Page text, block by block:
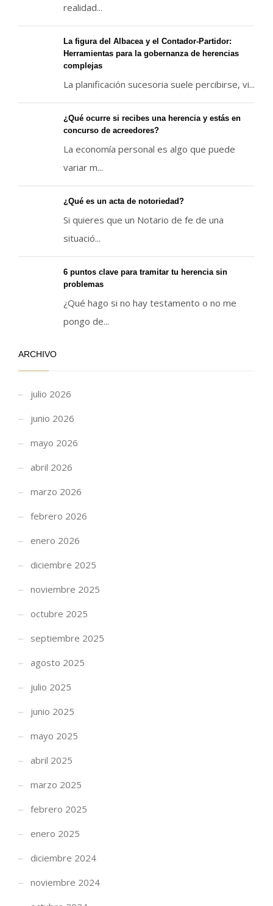
realidad...
La figura del Albacea y el Contador-Partidor:
Herramientas para la gobernanza de herencias
complejas
La planificación sucesoria suele percibirse, vi...
¿Qué ocurre si recibes una herencia y estás en
concurso de acreedores?
La economía personal es algo que puede
variar m...
¿Qué es un acta de notoriedad?
Si quieres que un Notario de fe de una
situació...
6 puntos clave para tramitar tu herencia sin
problemas
¿Qué hago si no hay testamento o no me
pongo de...
ARCHIVO
julio 2026
junio 2026
mayo 2026
abril 2026
marzo 2026
febrero 2026
enero 2026
diciembre 2025
noviembre 2025
octubre 2025
septiembre 2025
agosto 2025
julio 2025
junio 2025
mayo 2025
abril 2025
marzo 2025
febrero 2025
enero 2025
diciembre 2024
noviembre 2024
INFÓRMATE AHORA Y CONSÚLTANOS